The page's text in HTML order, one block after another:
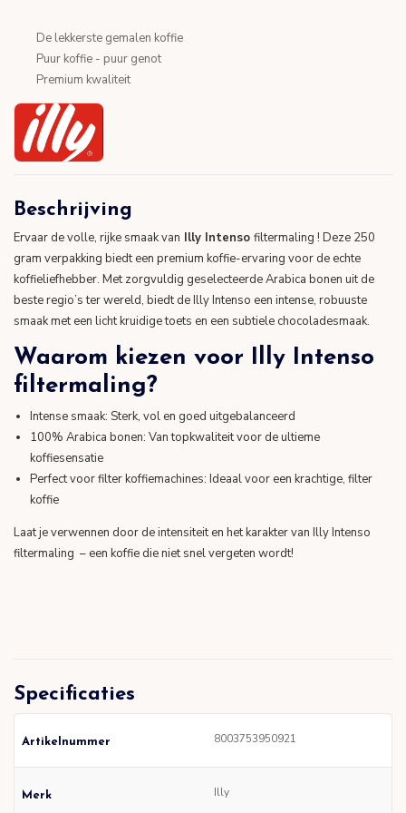
De lekkerste gemalen koffie
Puur koffie - puur genot
Premium kwaliteit
Beschrijving
Ervaar de volle, rijke smaak van Illy Intenso filtermaling ! Deze 250
gram verpakking biedt een premium koffie-ervaring voor de echte
koffieliefhebber. Met zorgvuldig geselecteerde Arabica bonen uit de
beste regio’s ter wereld, biedt de Illy Intenso een intense, robuuste
smaak met een licht kruidige toets en een subtiele chocoladesmaak.
Waarom kiezen voor Illy Intenso
filtermaling?
Intense smaak: Sterk, vol en goed uitgebalanceerd
100% Arabica bonen: Van topkwaliteit voor de ultieme
koffiesensatie
Perfect voor filter koffiemachines: Ideaal voor een krachtige, filter
koffie
Laat je verwennen door de intensiteit en het karakter van Illy Intenso
filtermaling – een koffie die niet snel vergeten wordt!
Specificaties
Artikelnummer 8003753950921
Merk Illy